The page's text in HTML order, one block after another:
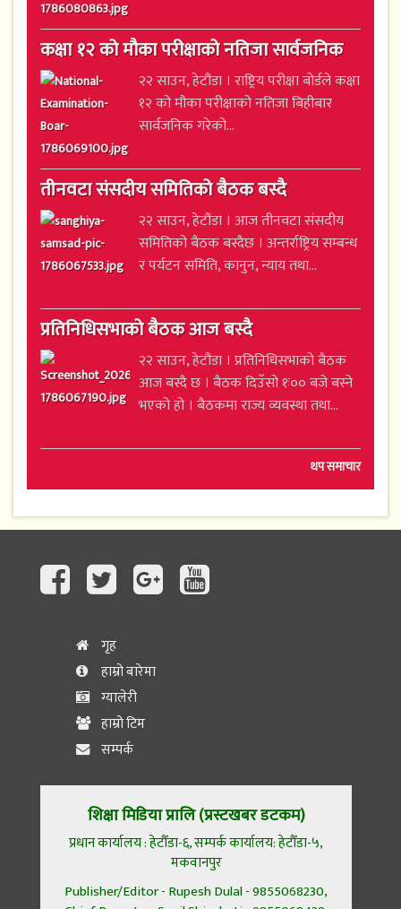
कक्षा १२ को मौका परीक्षाको नतिजा सार्वजनिक
२२ साउन, हेटौंडा । राष्ट्रिय परीक्षा बोर्डले कक्षा
१२ को मौका परीक्षाको नतिजा बिहीबार
सार्वजनिक गरेको...
तीनवटा संसदीय समितिको बैठक बस्दै
२२ साउन, हेटौंडा । आज तीनवटा संसदीय
समितिको बैठक बस्दैछ । अन्तर्राष्ट्रिय सम्बन्ध
र पर्यटन समिति, कानुन, न्याय तथा...
प्रतिनिधिसभाको बैठक आज बस्दै
२२ साउन, हेटौंडा । प्रतिनिधिसभाको बैठक
आज बस्दै छ । बैठक दिउँसो १ः०० बजे बस्ने
भएको हो । बैठकमा राज्य व्यवस्था तथा...
थप समाचार
गृह
हाम्रो बारेमा
ग्यालेरी
हाम्रो टिम
सम्पर्क
शिक्षा मिडिया प्रालि (प्रस्टखबर डटकम)
प्रधान कार्यालय : हेटौँडा-६, सम्पर्क कार्यालय: हेटौँडा-५,
मकवानपुर
Publisher/Editor - Rupesh Dulal - 9855068230,